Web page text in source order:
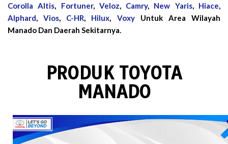
Corolla Altis
Fortuner, Veloz Camry, New Yaris, Hiace
Alphard ,Vios C-HR Hilux VoxyUntuk Area Wilayah
Manado Dan Daerah Sekitarnya.
PRODUK TOYOTA
MANADO